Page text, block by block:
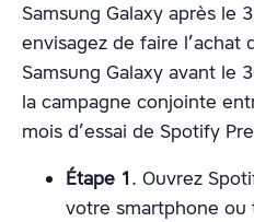
Samsung Galaxy après le
envisagez de faire l’achat
Samsung Galaxy avant le
la campagne conjointe
mois d’essai de Spotify
Étape 1. Ouvrez
votre smartphone ou